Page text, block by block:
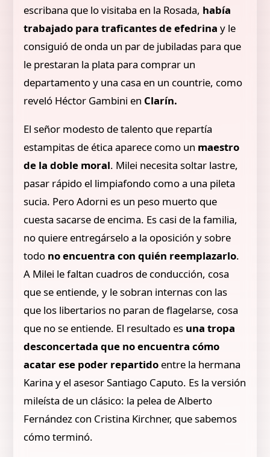
escribana que lo visitaba en la Rosada, había
trabajado para traficantes de efedrina y le
consiguió de onda un par de jubiladas para que
le prestaran la plata para comprar un
departamento y una casa en un countrie, como
reveló Héctor Gambini en Clarín.
El señor modesto de talento que repartía
estampitas de ética aparece como un maestro
de la doble moral. Milei necesita soltar lastre,
pasar rápido el limpiafondo como a una pileta
sucia. Pero Adorni es un peso muerto que
cuesta sacarse de encima. Es casi de la familia,
no quiere entregárselo a la oposición y sobre
todo no encuentra con quién reemplazarlo.
A Milei le faltan cuadros de conducción, cosa
que se entiende, y le sobran internas con las
que los libertarios no paran de flagelarse, cosa
que no se entiende. El resultado es una tropa
desconcertada que no encuentra cómo
acatar ese poder repartido entre la hermana
Karina y el asesor Santiago Caputo. Es la versión
mileísta de un clásico: la pelea de Alberto
Fernández con Cristina Kirchner, que sabemos
cómo terminó.